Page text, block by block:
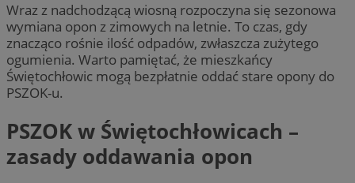
Wraz z nadchodzącą wiosną rozpoczyna się sezonowa
wymiana opon z zimowych na letnie. To czas, gdy
znacząco rośnie ilość odpadów, zwłaszcza zużytego
ogumienia. Warto pamiętać, że mieszkańcy
Świętochłowic mogą bezpłatnie oddać stare opony do
PSZOK-u.
PSZOK w Świętochłowicach –
zasady oddawania opon